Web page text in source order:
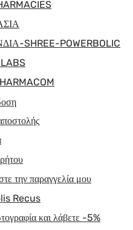
SHREE-POWERBOLIC
την παραγγελία μου
Recus
και λάβετε -5%